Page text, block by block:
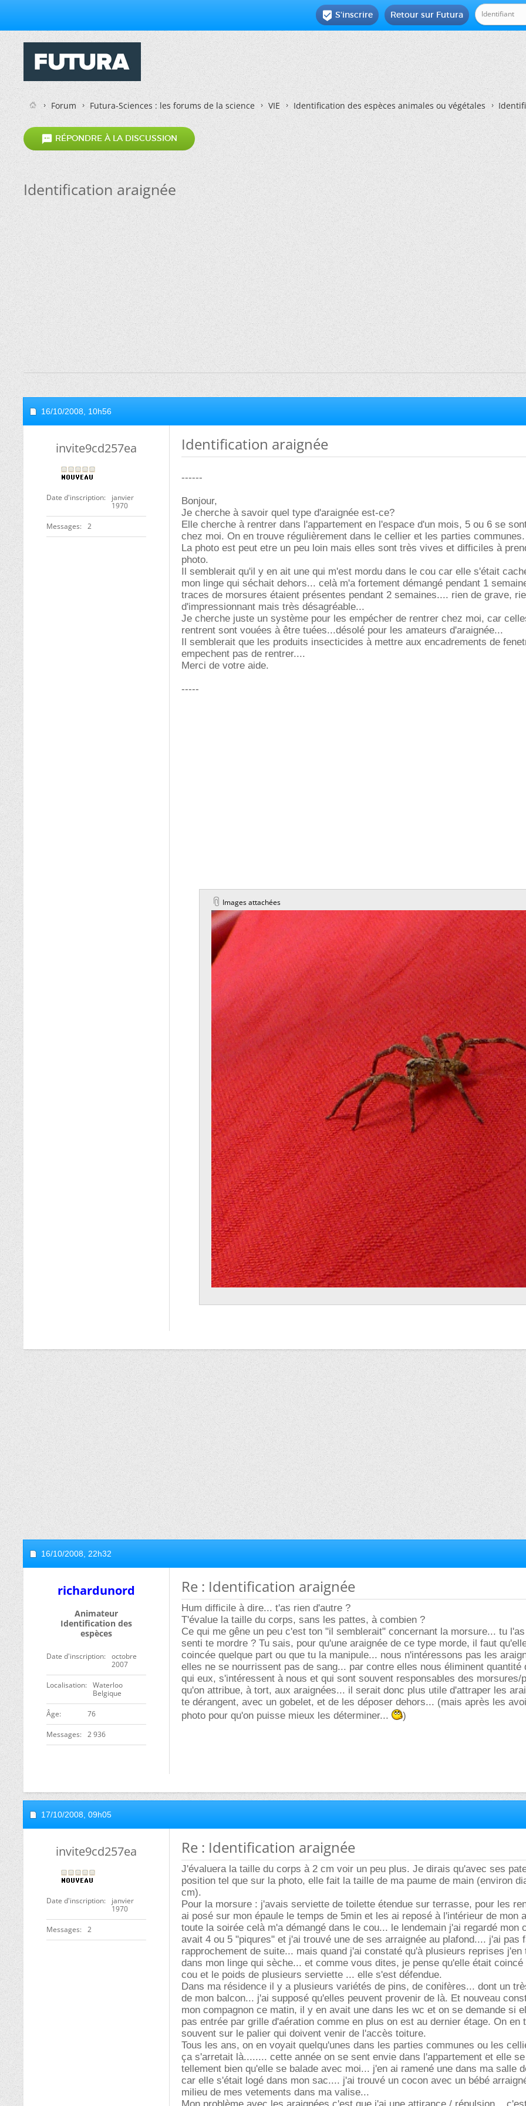
Retour sur Futura
 S'inscrire
Forum Futura-Sciences : les forums de la science VIE Identification des espèces animales ou végétales
 RÉPONDRE À LA DISCUSSION
Identification araignée
16/10/2008, 10h56
invite9cd257ea
Date d'inscription
janvier
1970
Messages 2
Identification araignée
------
Bonjour,
Je cherche à savoir quel type d'araignée est-ce?
Elle cherche à rentrer dans l'appartement en l'espace d'un mois, 5 ou 6 se
chez moi. On en trouve régulièrement dans le cellier et les parties communes.
La photo est peut etre un peu loin mais elles sont très vives et difficiles à
photo.
Il semblerait qu'il y en ait une qui m'est mordu dans le cou car elle s'était
mon linge qui séchait dehors... celà m'a fortement démangé pendant 1
traces de morsures étaient présentes pendant 2 semaines.... rien de grave,
d'impressionnant mais très désagréable...
Je cherche juste un système pour les empécher de rentrer chez moi, car
rentrent sont vouées à être tuées...désolé pour les amateurs d'araignée...
Il semblerait que les produits insecticides à mettre aux encadrements de
empechent pas de rentrer....
Merci de votre aide.
-----
Images attachées
16/10/2008, 22h32
richardunord
Animateur
Identification des
espèces
Date d'inscription
octobre
2007
Localisation
Waterloo
Belgique
ge 76
Messages 2 936
Re : Identification araignée
Hum difficile à dire... t'as rien d'autre ?
T'évalue la taille du corps, sans les pattes, à combien ?
Ce qui me gêne un peu c'est ton "il semblerait" concernant la morsure... tu
senti te mordre ? Tu sais, pour qu'une araignée de ce type morde, il faut
coincée quelque part ou que tu la manipule... nous n'intéressons pas les
elles ne se nourrissent pas de sang... par contre elles nous éliminent quantité
qui eux, s'intéressent à nous et qui sont souvent responsables des morsures/
qu'on attribue, à tort, aux araignées... il serait donc plus utile d'attraper les
te dérangent, avec un gobelet, et de les déposer dehors... (mais après les
photo pour qu'on puisse mieux les déterminer...
)
17/10/2008, 09h05
invite9cd257ea
Date d'inscription
janvier
1970
Messages 2
Re : Identification araignée
J'évaluera la taille du corps à 2 cm voir un peu plus. Je dirais qu'avec ses
position tel que sur la photo, elle fait la taille de ma paume de main (environ
cm).
Pour la morsure : j'avais serviette de toilette étendue sur terrasse, pour les
ai posé sur mon épaule le temps de 5min et les ai reposé à l'intérieur de mon
toute la soirée celà m'a démangé dans le cou... le lendemain j'ai regardé mon
avait 4 ou 5 "piqures" et j'ai trouvé une de ses arraignée au plafond.... j'ai pas
rapprochement de suite... mais quand j'ai constaté qu'à plusieurs reprises j'en
dans mon linge qui sèche... et comme vous dites, je pense qu'elle était coincé
cou et le poids de plusieurs serviette ... elle s'est défendue.
Dans ma résidence il y a plusieurs variétés de pins, de conifères... dont un
de mon balcon... j'ai supposé qu'elles peuvent provenir de là. Et nouveau
mon compagnon ce matin, il y en avait une dans les wc et on se demande si
pas entrée par grille d'aération comme en plus on est au dernier étage. On en
souvent sur le palier qui doivent venir de l'accès toiture.
Tous les ans, on en voyait quelqu'unes dans les parties communes ou les
ça s'arretait là........ cette année on se sent envie dans l'appartement et elle
tellement bien qu'elle se balade avec moi... j'en ai ramené une dans ma salle
car elle s'était logé dans mon sac.... j'ai trouvé un cocon avec un bébé
milieu de mes vetements dans ma valise...